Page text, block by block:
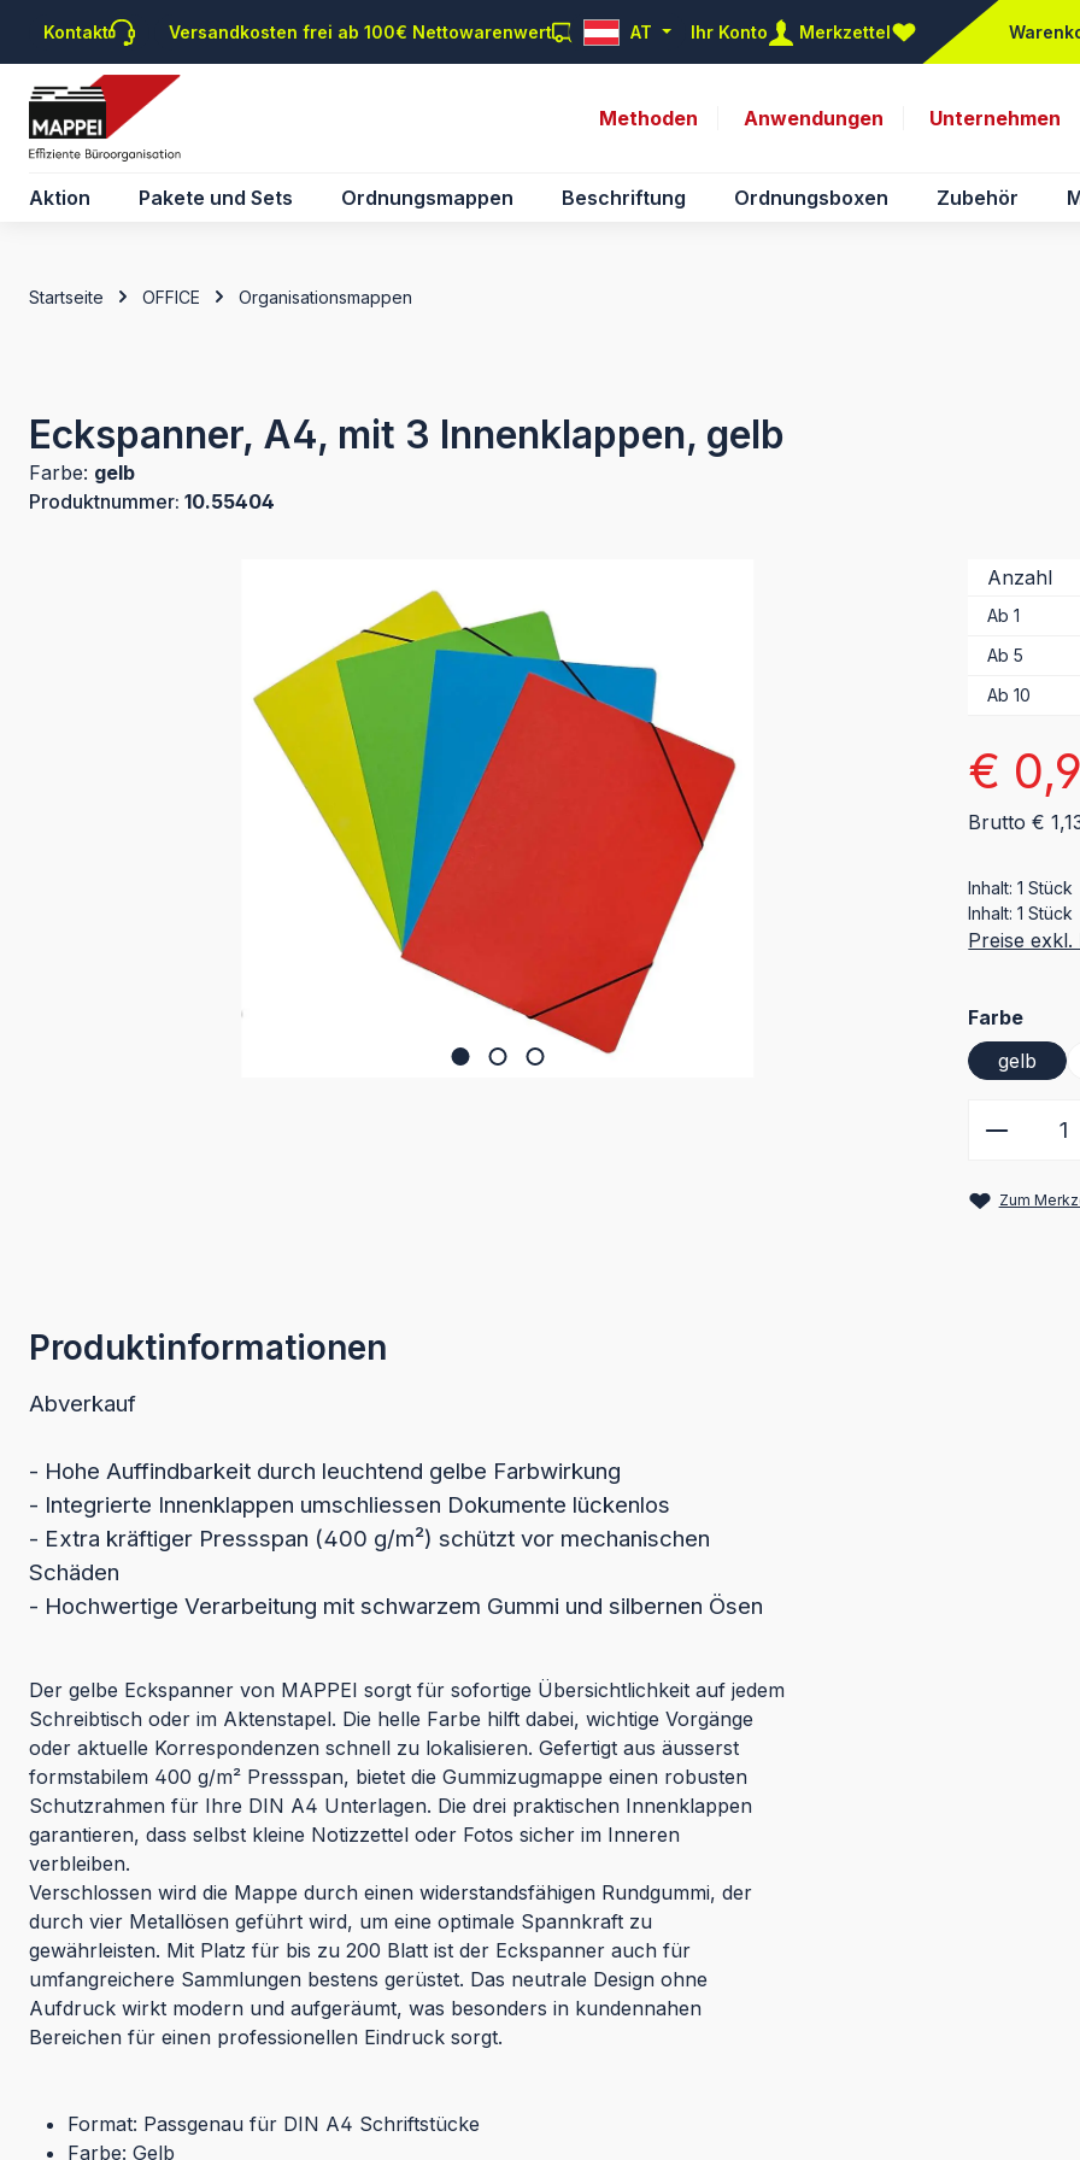
Hauptinhalt springen
Zur Suche springen
Zur Hauptnavigation springen
Kontakt Versandkosten frei ab 100€ Nettowarenwert AT Ihr Konto Merkzettel
Du hast 0 Produkte auf
Methoden Anwendungen Unternehmen
Aktion Pakete und Sets Ordnungsmappen Beschriftung Ordnungsboxen Zubehör
Startseite OFFICE Organisationsmappen
Eckspanner, A4, mit 3 Innenklappen, gelb
Farbe: gelb
Produktnummer: 10.55404
Anzahl
Ab1
Ab5
Ab10
€
Brutto €
Inhalt:1 Stück
Inhalt:1 Stück
Preise
Farbe
gelb
Zum
Produktinformationen
Abverkauf
- Hohe Auffindbarkeit durch leuchtend gelbe Farbwirkung
- Integrierte Innenklappen umschliessen Dokumente lückenlos
- Extra kräftiger Pressspan (400 g/m²) schützt vor mechanischen
Schäden
- Hochwertige Verarbeitung mit schwarzem Gummi und silbernen Ösen
Der gelbe Eckspanner von MAPPEI sorgt für sofortige Übersichtlichkeit auf jedem
Schreibtisch oder im Aktenstapel. Die helle Farbe hilft dabei, wichtige Vorgänge
oder aktuelle Korrespondenzen schnell zu lokalisieren. Gefertigt aus äusserst
formstabilem 400 g/m² Pressspan, bietet die Gummizugmappe einen robusten
Schutzrahmen für Ihre DIN A4 Unterlagen. Die drei praktischen Innenklappen
garantieren, dass selbst kleine Notizzettel oder Fotos sicher im Inneren
verbleiben.
Verschlossen wird die Mappe durch einen widerstandsfähigen Rundgummi, der
durch vier Metallösen geführt wird, um eine optimale Spannkraft zu
gewährleisten. Mit Platz für bis zu 200 Blatt ist der Eckspanner auch für
umfangreichere Sammlungen bestens gerüstet. Das neutrale Design ohne
Aufdruck wirkt modern und aufgeräumt, was besonders in kundennahen
Bereichen für einen professionellen Eindruck sorgt.
Format: Passgenau für DIN A4 Schriftstücke
Farbe: Gelb